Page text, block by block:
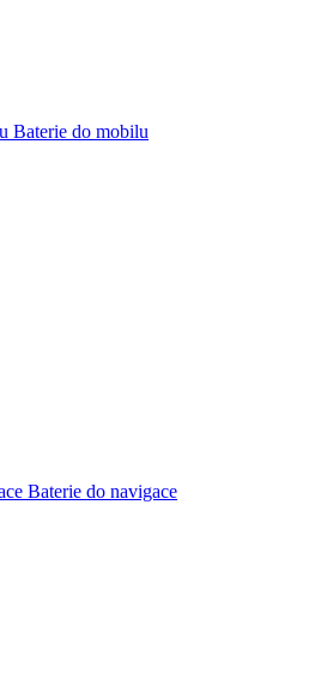
Baterie do mobilu
Baterie do navigace